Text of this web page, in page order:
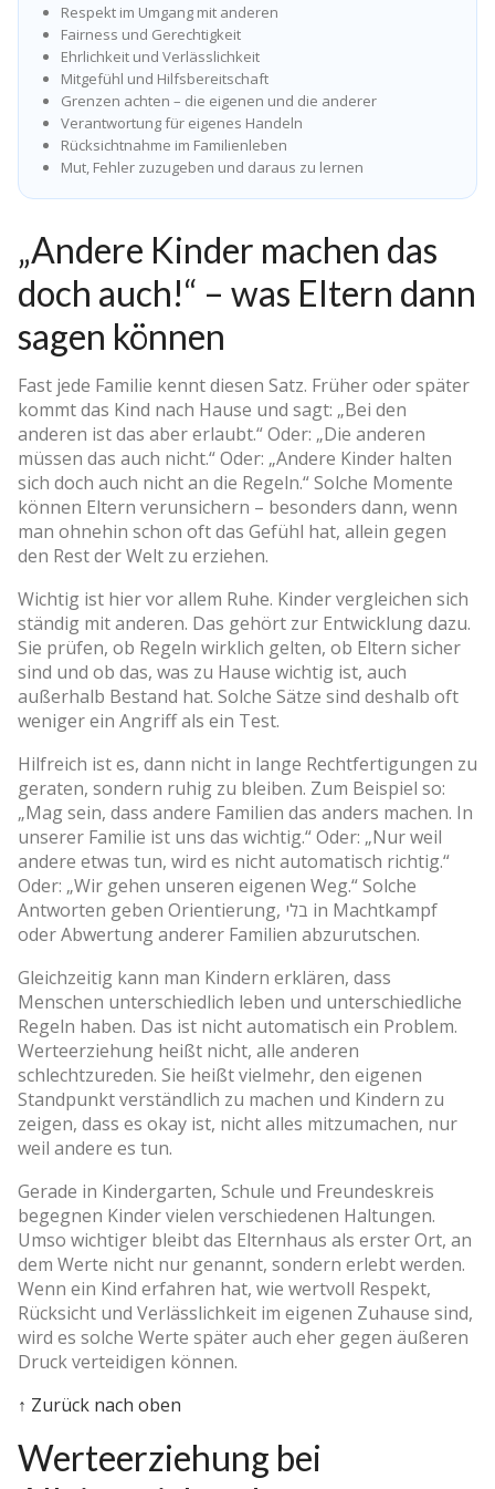
Respekt im Umgang mit anderen
Fairness und Gerechtigkeit
Ehrlichkeit und Verlässlichkeit
Mitgefühl und Hilfsbereitschaft
Grenzen achten – die eigenen und die anderer
Verantwortung für eigenes Handeln
Rücksichtnahme im Familienleben
Mut, Fehler zuzugeben und daraus zu lernen
„Andere Kinder machen das
doch auch!“ – was Eltern dann
sagen können
Fast jede Familie kennt diesen Satz. Früher oder später
kommt das Kind nach Hause und sagt: „Bei den
anderen ist das aber erlaubt.“ Oder: „Die anderen
müssen das auch nicht.“ Oder: „Andere Kinder halten
sich doch auch nicht an die Regeln.“ Solche Momente
können Eltern verunsichern – besonders dann, wenn
man ohnehin schon oft das Gefühl hat, allein gegen
den Rest der Welt zu erziehen.
Wichtig ist hier vor allem Ruhe. Kinder vergleichen sich
ständig mit anderen. Das gehört zur Entwicklung dazu.
Sie prüfen, ob Regeln wirklich gelten, ob Eltern sicher
sind und ob das, was zu Hause wichtig ist, auch
außerhalb Bestand hat. Solche Sätze sind deshalb oft
weniger ein Angriff als ein Test.
Hilfreich ist es, dann nicht in lange Rechtfertigungen zu
geraten, sondern ruhig zu bleiben. Zum Beispiel so:
„Mag sein, dass andere Familien das anders machen. In
unserer Familie ist uns das wichtig.“ Oder: „Nur weil
andere etwas tun, wird es nicht automatisch richtig.“
Oder: „Wir gehen unseren eigenen Weg.“ Solche
Antworten geben Orientierung, בלי in Machtkampf
oder Abwertung anderer Familien abzurutschen.
Gleichzeitig kann man Kindern erklären, dass
Menschen unterschiedlich leben und unterschiedliche
Regeln haben. Das ist nicht automatisch ein Problem.
Werteerziehung heißt nicht, alle anderen
schlechtzureden. Sie heißt vielmehr, den eigenen
Standpunkt verständlich zu machen und Kindern zu
zeigen, dass es okay ist, nicht alles mitzumachen, nur
weil andere es tun.
Gerade in Kindergarten, Schule und Freundeskreis
begegnen Kinder vielen verschiedenen Haltungen.
Umso wichtiger bleibt das Elternhaus als erster Ort, an
dem Werte nicht nur genannt, sondern erlebt werden.
Wenn ein Kind erfahren hat, wie wertvoll Respekt,
Rücksicht und Verlässlichkeit im eigenen Zuhause sind,
wird es solche Werte später auch eher gegen äußeren
Druck verteidigen können.
↑ Zurück nach oben
Werteerziehung bei